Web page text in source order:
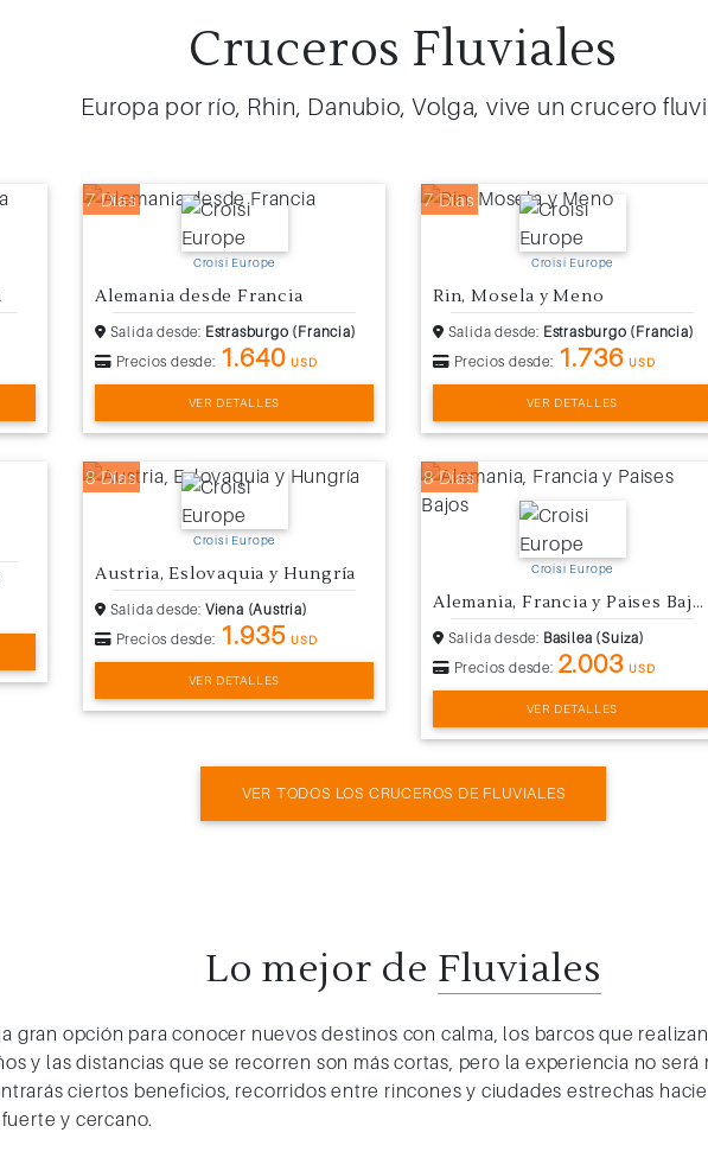
Cruceros Fluviales
Europa por río, Rhin, Danubio, Volga, vive un crucero
7 Días
Croisi Europe
Alemania desde Francia
Salida desde: Estrasburgo (Francia)
Precios desde: 1.640 USD
VER DETALLES
7 Días
Croisi Europe
Rin, Mosela y Meno
Salida desde: Estrasburgo (Francia)
Precios desde: 1.736 USD
VER DETALLES
8 Días
Croisi Europe
Austria, Eslovaquia y Hungría
Salida desde: Viena (Austria)
Precios desde: 1.935 USD
VER DETALLES
8 Días
Croisi Europe
Alemania, Francia y Paises Bajos
Salida desde: Basilea (Suiza)
Precios desde: 2.003 USD
VER DETALLES
VER TODOS LOS CRUCEROS DE FLUVIALES
Lo mejor de Fluviales
gran opción para conocer nuevos destinos con calma, los barcos que
y las distancias que se recorren son más cortas, pero la experiencia no
ciertos beneficios, recorridos entre rincones y ciudades estrechas
y cercano.